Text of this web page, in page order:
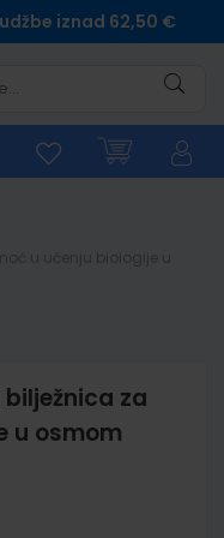
iznad 62,50 €
bilježnica za
u osmom